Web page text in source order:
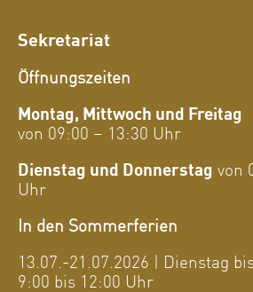
Sekretariat
Öffnungszeiten
Montag, Mittwoch und Freitag
von 09:00 – 13:30 Uhr
Dienstag und Donnerstag von
Uhr
In den Sommerferien
13.07.-21.07.2026 | Dienstag
9:00 bis 12:00 Uhr